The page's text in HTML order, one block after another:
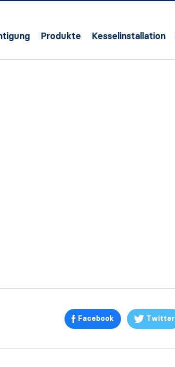
Produkte Kesselinstallation
Facebook Twitter